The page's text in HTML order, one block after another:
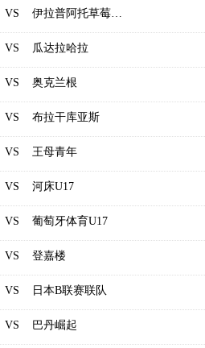
VS 伊拉普阿托草莓种植者
VS 瓜达拉哈拉
VS 奥克兰根
VS 布拉干库亚斯
VS 王母青年
VS 河床U17
VS 葡萄牙体育U17
VS 登嘉楼
VS 日本B联赛联队
VS 巴丹崛起